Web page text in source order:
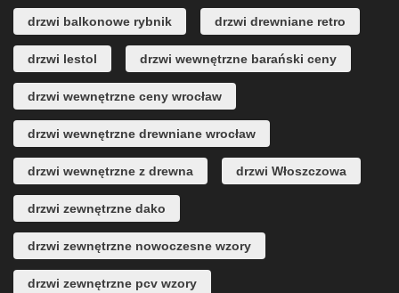
drzwi balkonowe rybnik drzwi drewniane retro
drzwi lestol drzwi wewnętrzne barański ceny
drzwi wewnętrzne ceny wrocław
drzwi wewnętrzne drewniane wrocław
drzwi wewnętrzne z drewna drzwi Włoszczowa
drzwi zewnętrzne dako
drzwi zewnętrzne nowoczesne wzory
drzwi zewnętrzne pcv wzory